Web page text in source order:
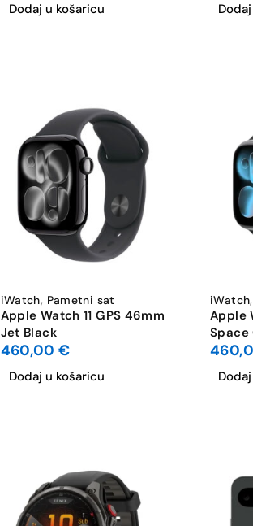
Dodaj u košaricu
iWatch, Pametni sat
Apple Watch 11 GPS 46mm
Jet Black
460,00€
Dodaj u košaricu
iWatch,
Apple
Space